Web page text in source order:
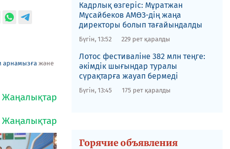
арнамызға және
Кадрлық өзгеріс: Мұратжан
Мұсайбеков АМӨЗ-дің жаңа
директоры болып ​тағайындалды
Бүгін, 13:52 229 рет қаралды
Лотос фестиваліне​ 382 млн теңге:
әкімдік шығындар туралы
сүрақтарға жауап бермеді
Бүгін, 13:45 175 рет қаралды
Горячие объявления